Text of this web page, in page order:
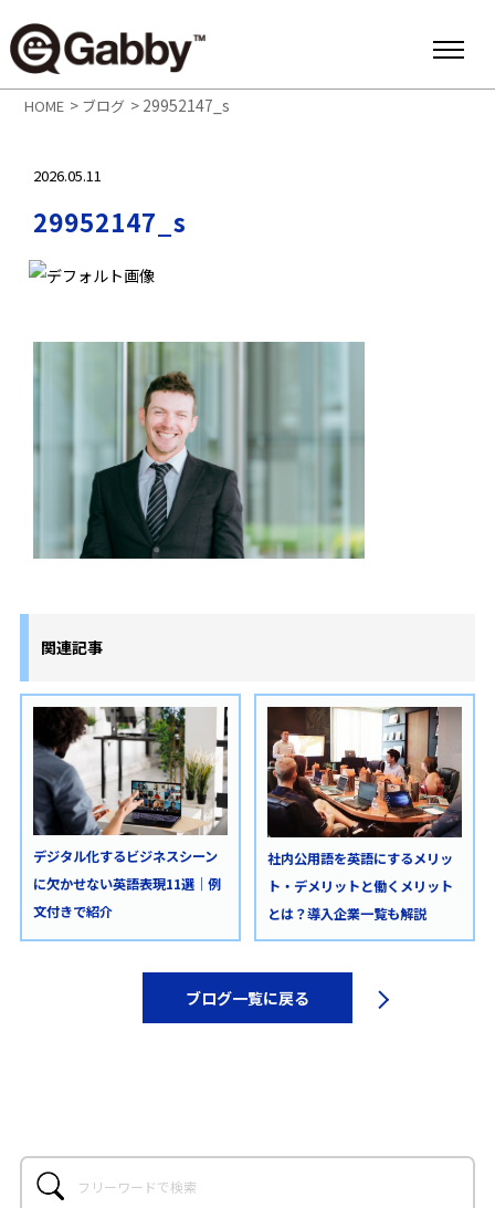
HOME > ブログ > 29952147_s
2026.05.11
29952147_s
関連記事
デジタル化するビジネスシーン
に欠かせない英語表現11選｜例
文付きで紹介
社内公用語を英語にするメリッ
ト・デメリットと働くメリット
とは？導入企業一覧も解説
ブログ一覧に戻る